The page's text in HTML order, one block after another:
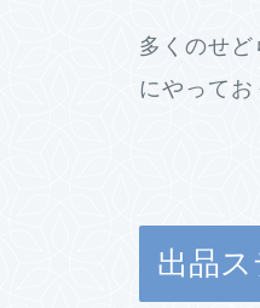
多くのせ
にやってお
出品